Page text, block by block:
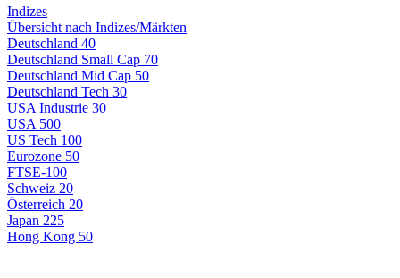
Indizes
Übersicht nach Indizes/Märkten
Deutschland 40
Deutschland Small Cap 70
Deutschland Mid Cap 50
Deutschland Tech 30
USA Industrie 30
USA 500
US Tech 100
Eurozone 50
FTSE-100
Schweiz 20
Österreich 20
Japan 225
Hong Kong 50